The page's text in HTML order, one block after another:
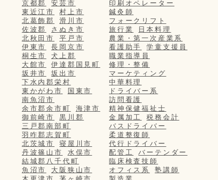
京都郡
安芸市
東近江市
村上市
北葛飾郡
滑川市
佐波郡
さぬき市
北秋田市
平戸市
伊東市
長岡京市
桐生市
犬上郡
大館市
伊達郡国見町
坂井市
坂出市
下水内郡栄村
東かがわ市
国東市
南魚沼市
余市郡余市町
海津市
御前崎市
黒川郡
三戸郡南部町
羽咋郡志賀町
北茨城市
寝屋川市
丹波篠山市
水俣市
結城郡八千代町
魚沼市
大阪狭山市
印刷オペレーター
鍼灸師
フォークリフト
旅行業
日本料理
農業・第一次産業系
看護助手
学童支援員
職業指導員
修理・整備
マーケティング
中華料理
ドライバー系
訪問看護
精神保健福祉士
金属加工
税務会計
バスドライバー
柔道整復師
代行ドライバー
配管工
バーテンダー
臨床検査技師
オフィス系
塾講師